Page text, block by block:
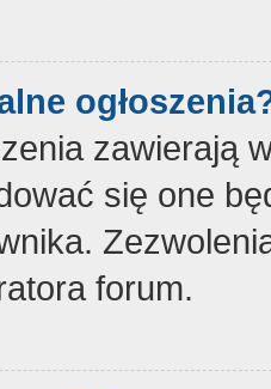
zawierają
się one
forum.